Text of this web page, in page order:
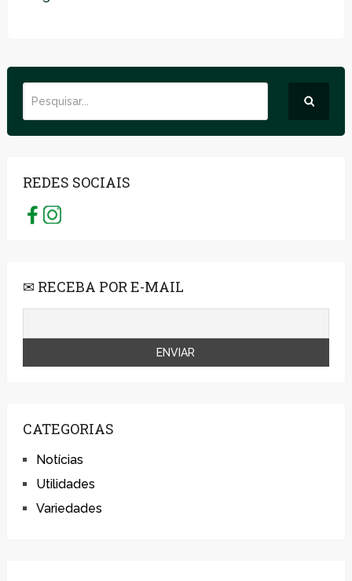
REDES SOCIAIS
✉ RECEBA POR E-MAIL
CATEGORIAS
Notícias
Utilidades
Variedades